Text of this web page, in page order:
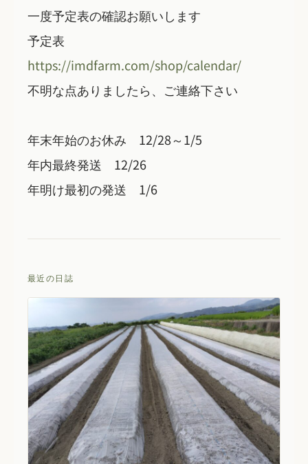
一度予定表の確認お願いします
予定表
https://imdfarm.com/shop/calendar/
不明な点ありましたら、ご連絡下さい
年末年始のお休み 12/28～1/5
年内最終発送 12/26
年明け最初の発送 1/6
最近の日誌